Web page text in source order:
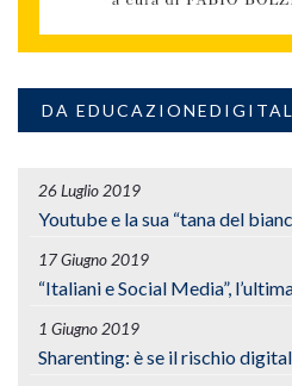
DA
26 Luglio 2019
Youtube e la sua “tana del
17 Giugno 2019
“Italiani e Social Media”,
1 Giugno 2019
Sharenting: è se il rischio